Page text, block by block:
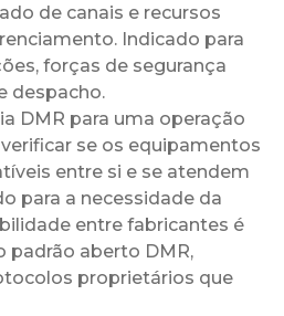
de canais e recursos
Indicado para
forças de segurança
despacho.
DMR para uma operação
se os equipamentos
entre si e se atendem
para a necessidade da
entre fabricantes é
padrão aberto DMR,
proprietários que